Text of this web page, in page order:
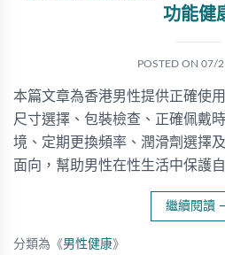
功能健
POSTED ON 07/
本篇文章為香港男性提供正確使
尺寸選擇、包裝檢查、正確佩戴
境、定期更換頻率、潤滑劑選擇
面向，幫助男性在性生活中保護
繼續閱讀
分類為《男性健康》